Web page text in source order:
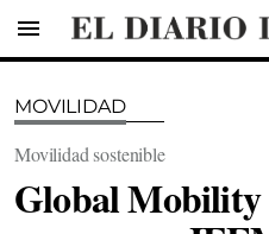
menu
MOVILIDAD
Movilidad sostenible
Global Mobility